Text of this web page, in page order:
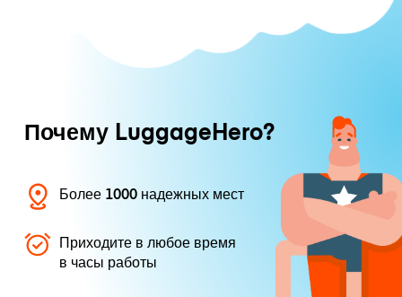
Почему LuggageHero?
Более 1000 надежных мест
Приходите в любое время
в часы работы